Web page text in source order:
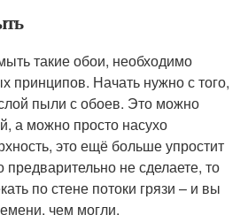
такие обои, необходимо
принципов. Начать нужно с того,
пыли с обоев. Это можно
а можно просто насухо
это ещё больше упростит
предварительно не сделаете, то
по стене потоки грязи – и вы
чем могли.